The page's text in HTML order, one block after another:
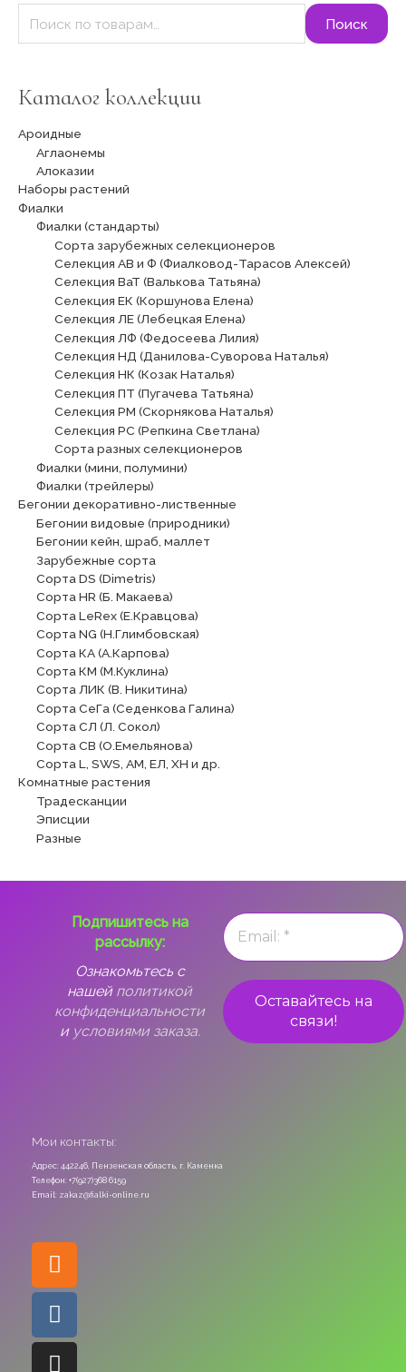
Поиск
Каталог коллекции
Ароидные
Аглаонемы
Алоказии
Наборы растений
Фиалки
Фиалки (стандарты)
Сорта зарубежных селекционеров
Селекция АВ и Ф (Фиалковод-Тарасов Алексей)
Селекция ВаТ (Валькова Татьяна)
Селекция ЕК (Коршунова Елена)
Селекция ЛЕ (Лебецкая Елена)
Селекция ЛФ (Федосеева Лилия)
Селекция НД (Данилова-Суворова Наталья)
Селекция НК (Козак Наталья)
Селекция ПТ (Пугачева Татьяна)
Селекция РМ (Скорнякова Наталья)
Селекция РС (Репкина Светлана)
Сорта разных селекционеров
Фиалки (мини, полумини)
Фиалки (трейлеры)
Бегонии декоративно-лиственные
Бегонии видовые (природники)
Бегонии кейн, шраб, маллет
Зарубежные сорта
Сорта DS (Dimetris)
Сорта HR (Б. Макаева)
Сорта LeRex (Е.Кравцова)
Сорта NG (Н.Глимбовская)
Сорта КА (А.Карпова)
Сорта КМ (М.Куклина)
Сорта ЛИК (В. Никитина)
Сорта СеГа (Седенкова Галина)
Сорта СЛ (Л. Сокол)
Сорта СВ (О.Емельянова)
Сорта L, SWS, АМ, ЕЛ, ХН и др.
Комнатные растения
Традесканции
Эписции
Разные
Подпишитесь на
рассылку:
Ознакомьтесь с
нашей политикой
конфиденциальности
и условиями заказа.
Мои контакты:
Адрес: 442246, Пензенская область, г. Каменка
Телефон: +7(927)368 6159
Email: zakaz@fialki-online.ru
Odnoklassniki
Vk
Instagram
Viber
Whatsapp